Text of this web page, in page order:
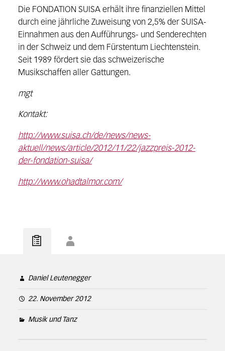
Die FONDATION SUISA erhält ihre finanziellen Mittel
durch eine jährliche Zuweisung von 2,5% der SUISA-
Einnahmen aus den Aufführungs- und Senderechten
in der Schweiz und dem Fürstentum Liechtenstein.
Seit 1989 fördert sie das schweizerische
Musikschaffen aller Gattungen.
mgt
Kontakt:
http://www.suisa.ch/de/news/news-
aktuell/news/article/2012/11/22/jazzpreis-2012-
der-fondation-suisa/
http://www.ohadtalmor.com/
Daniel Leutenegger
22. November 2012
Musik und Tanz